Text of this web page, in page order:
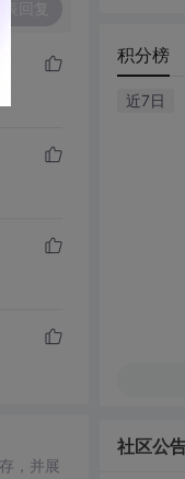
，并展
积分榜
近7日
社区公